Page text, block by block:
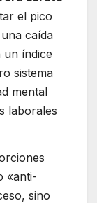
el pico
caída
un índice
sistema
mental
laborales
«anti-
sino